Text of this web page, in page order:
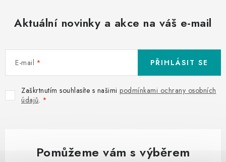
Aktuální novinky a akce na váš e-mail
E-mail
Zaškrtnutím souhlasíte s našimi podmínkami ochrany osobních
údajů.
PŘIHLÁSIT SE
Pomůžeme vám s výběrem